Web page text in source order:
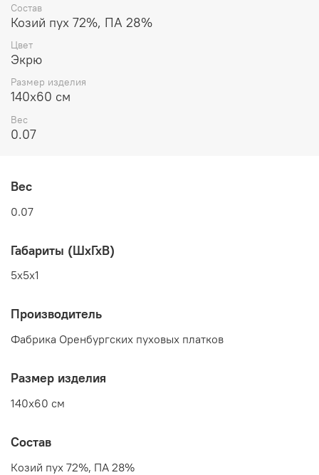
Состав
Козий пух 72%, ПА 28%
Цвет
Экрю
Размер изделия
140x60 см
Вес
0.07
Вес
0.07
Габариты (ШхГхВ)
5x5x1
Производитель
Фабрика Оренбургских пуховых платков
Размер изделия
140x60 см
Состав
Козий пух 72%, ПА 28%